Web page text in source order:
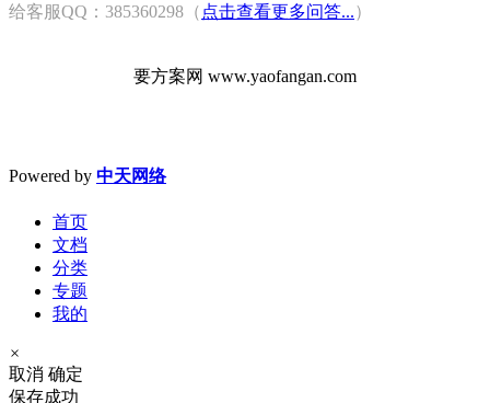
给客服QQ：385360298（ 点击查看更多问答...）
要方案网 www.yaofangan.com
Powered by 中天网络
首页
文档
分类
专题
我的
×
取消 确定
保存成功